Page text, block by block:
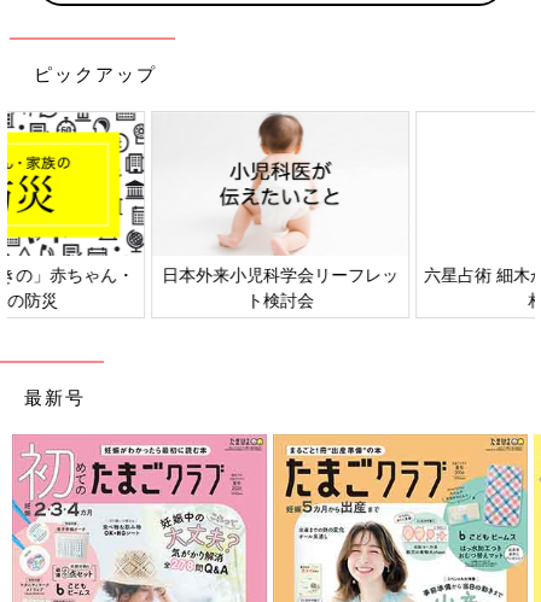
ピックアップ
日本外来小児科学会リーフレッ
六星占術 細木かおりさんの人生
最新号